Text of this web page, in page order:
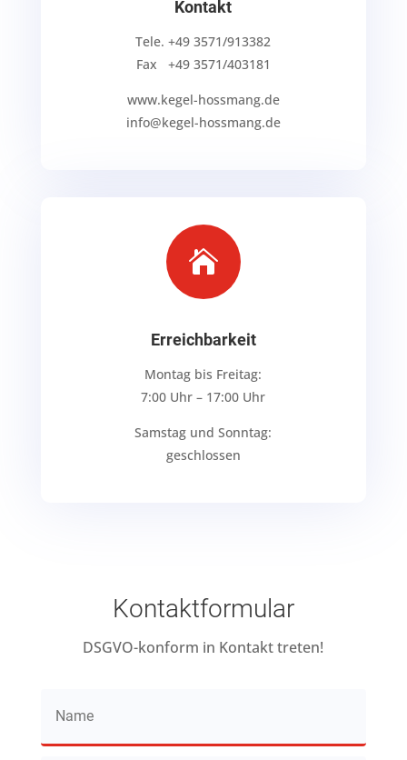
Kontakt
Tele. +49 3571/913382‬
Fax +49 3571/403181
www.kegel-hossmang.de
info@kegel-hossmang.de

Erreichbarkeit
Montag bis Freitag:
7:00 Uhr – 17:00 Uhr
Samstag und Sonntag:
geschlossen
Kontaktformular
DSGVO-konform in Kontakt treten!